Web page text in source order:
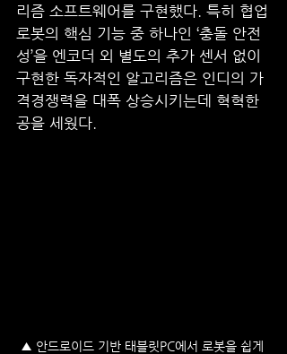
리즘 소프트웨어를 구현했다. 특히 협업
로봇의 핵심 기능 중 하나인 ‘충돌 안전
성’을 엔코더 외 별도의 추가 센서 없이
구현한 독자적인 알고리즘은 인디의 가
격경쟁력을 대폭 상승시키는데 혁혁한
공을 세웠다.
▲ 안드로이드 기반 태블릿PC에서 로봇을 쉽게